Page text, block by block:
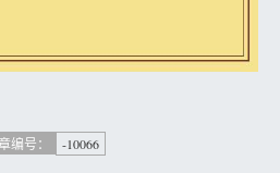
编号： -10066